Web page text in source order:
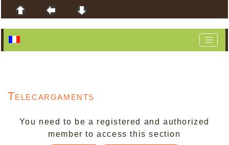
Telecargaments
You need to be a registered and authorized
member to access this section